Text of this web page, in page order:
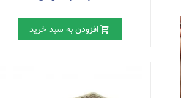
افزودن به سبد خرید